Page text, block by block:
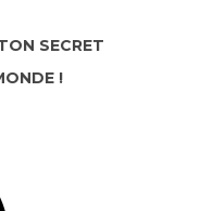
SECRET
!